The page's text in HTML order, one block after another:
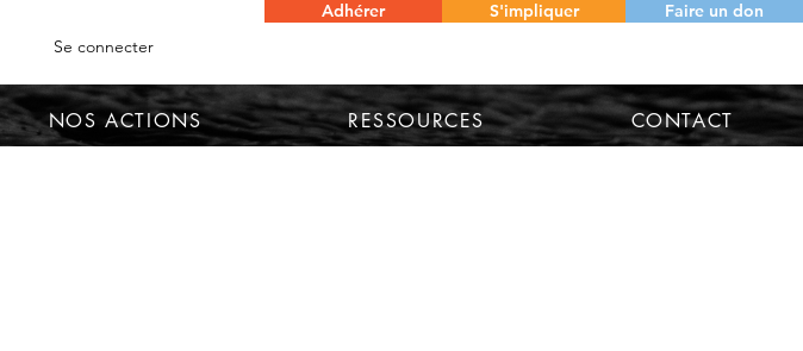
Se connecter
Adhérer S'impliquer Faire un don
NOS ACTIONS RESSOURCES CONTACT